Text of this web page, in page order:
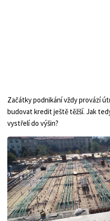
Začátky podnikání vždy provází
budovat kredit ještě těžší. Jak
vystřelí do výšin?